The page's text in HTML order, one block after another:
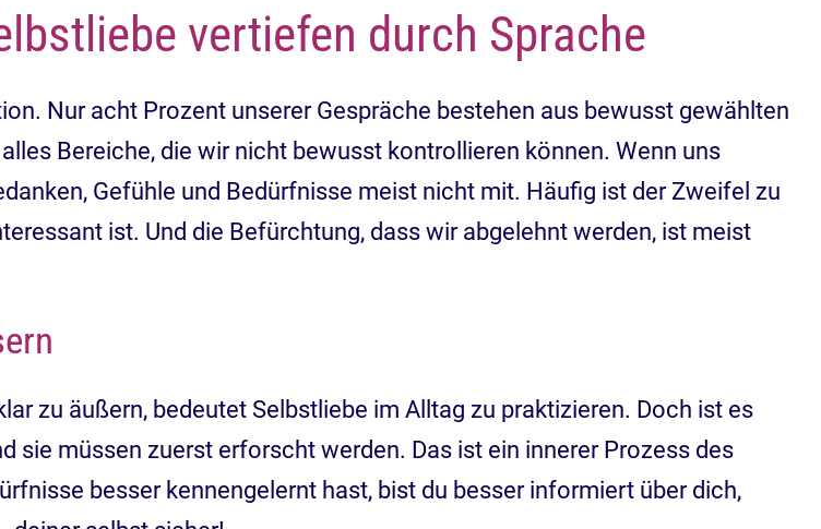
vertiefen durch Sprache
Nur acht Prozent unserer Gespräche bestehen aus bewusst gewählten
Bereiche, die wir nicht bewusst kontrollieren können. Wenn uns
Gefühle und Bedürfnisse meist nicht mit. Häufig ist der Zweifel zu
ist. Und die Befürchtung, dass wir abgelehnt werden, ist meist
zu äußern, bedeutet Selbstliebe im Alltag zu praktizieren. Doch ist es
sie müssen zuerst erforscht werden. Das ist ein innerer Prozess des
besser kennengelernt hast, bist du besser informiert über dich,